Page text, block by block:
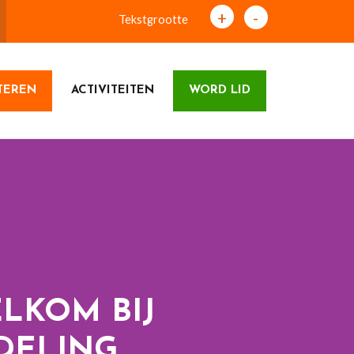
Tekstgrootte + -
ACTIVITEITEN WORD LID
BIJ